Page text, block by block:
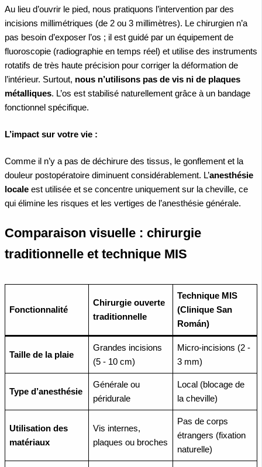
Au lieu d’ouvrir le pied, nous pratiquons l’intervention par des
incisions millimétriques (de 2 ou 3 millimètres). Le chirurgien n’a
pas besoin d’exposer l’os ; il est guidé par un équipement de
fluoroscopie (radiographie en temps réel) et utilise des instruments
rotatifs de très haute précision pour corriger la déformation de
l’intérieur. Surtout, nous n’utilisons pas de vis ni de plaques
métalliques. L’os est stabilisé naturellement grâce à un bandage
fonctionnel spécifique.
L’impact sur votre vie :
Comme il n’y a pas de déchirure des tissus, le gonflement et la
douleur postopératoire diminuent considérablement. L’anesthésie
locale est utilisée et se concentre uniquement sur la cheville, ce
qui élimine les risques et les vertiges de l’anesthésie générale.
Comparaison visuelle : chirurgie
traditionnelle et technique MIS
Fonctionnalité
Chirurgie ouverte
traditionnelle
Technique MIS
(Clinique San
Román)
Taille de la plaie
Grandes incisions
(5 - 10 cm)
Micro-incisions (2 -
3 mm)
Type d’anesthésie
Générale ou
péridurale
Local (blocage de
la cheville)
Utilisation des
matériaux
Vis internes,
plaques ou broches
Pas de corps
étrangers (fixation
naturelle)